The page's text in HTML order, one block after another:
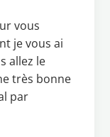
vous
je vous ai
allez le
très bonne
par